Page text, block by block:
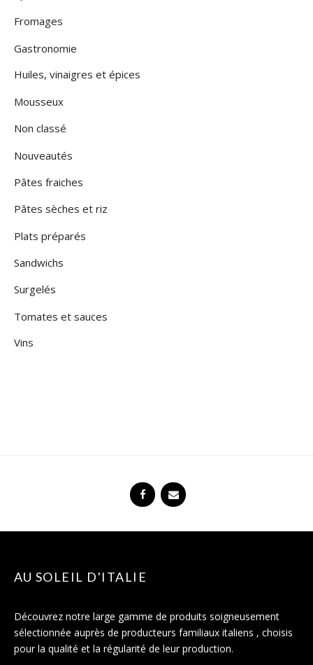
Fromages
Gastronomie
Huiles, vinaigres et épices
Mousseux
Non classé
Nouveautés
Pâtes fraiches
Pâtes sèches et riz
Plats préparés
Sandwichs
Surgelés
Tomates et sauces
Vins
AU SOLEIL D'ITALIE
Découvrez notre large gamme de produits soigneusement
sélectionnée auprès de producteurs familiaux italiens , choisis
pour la qualité et la régularité de leur production.